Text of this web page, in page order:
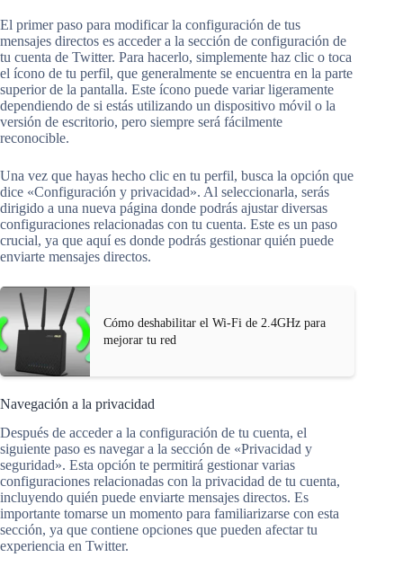
El primer paso para modificar la configuración de tus
mensajes directos es acceder a la sección de configuración de
tu cuenta de Twitter. Para hacerlo, simplemente haz clic o toca
el ícono de tu perfil, que generalmente se encuentra en la parte
superior de la pantalla. Este ícono puede variar ligeramente
dependiendo de si estás utilizando un dispositivo móvil o la
versión de escritorio, pero siempre será fácilmente
reconocible.
Una vez que hayas hecho clic en tu perfil, busca la opción que
dice «Configuración y privacidad». Al seleccionarla, serás
dirigido a una nueva página donde podrás ajustar diversas
configuraciones relacionadas con tu cuenta. Este es un paso
crucial, ya que aquí es donde podrás gestionar quién puede
enviarte mensajes directos.
Cómo deshabilitar el Wi-Fi de 2.4GHz para
mejorar tu red
Navegación a la privacidad
Después de acceder a la configuración de tu cuenta, el
siguiente paso es navegar a la sección de «Privacidad y
seguridad». Esta opción te permitirá gestionar varias
configuraciones relacionadas con la privacidad de tu cuenta,
incluyendo quién puede enviarte mensajes directos. Es
importante tomarse un momento para familiarizarse con esta
sección, ya que contiene opciones que pueden afectar tu
experiencia en Twitter.